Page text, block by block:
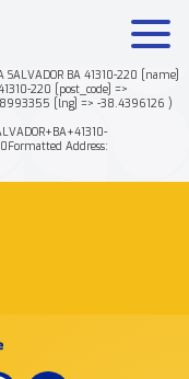
SALVADOR BA 41310-220 [name]
220 [post_code] =>
[lng] => -38.4396126 )
Address:
Rende +